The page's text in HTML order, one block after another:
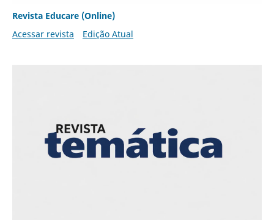
Revista Educare (Online)
Acessar revista
Edição Atual